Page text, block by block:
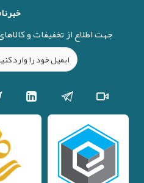
جهت اطلاع از تخفیفات و